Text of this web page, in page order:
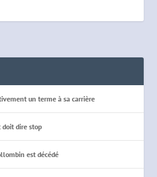
un terme à sa carrière
doit dire stop
est décédé